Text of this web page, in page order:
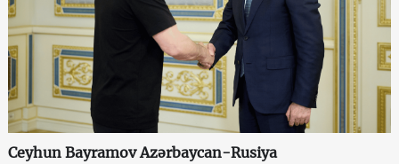
Ceyhun Bayramov Azərbaycan-Rusiya